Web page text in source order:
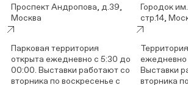
Проспект Андропова, д.39,
Москва
Парковая территория
открыта ежедневно с 5:30 до
00:00. Выставки работают со
вторника по воскресенье с
Городок
стр.14,
ежедневно
Выставки
вторника